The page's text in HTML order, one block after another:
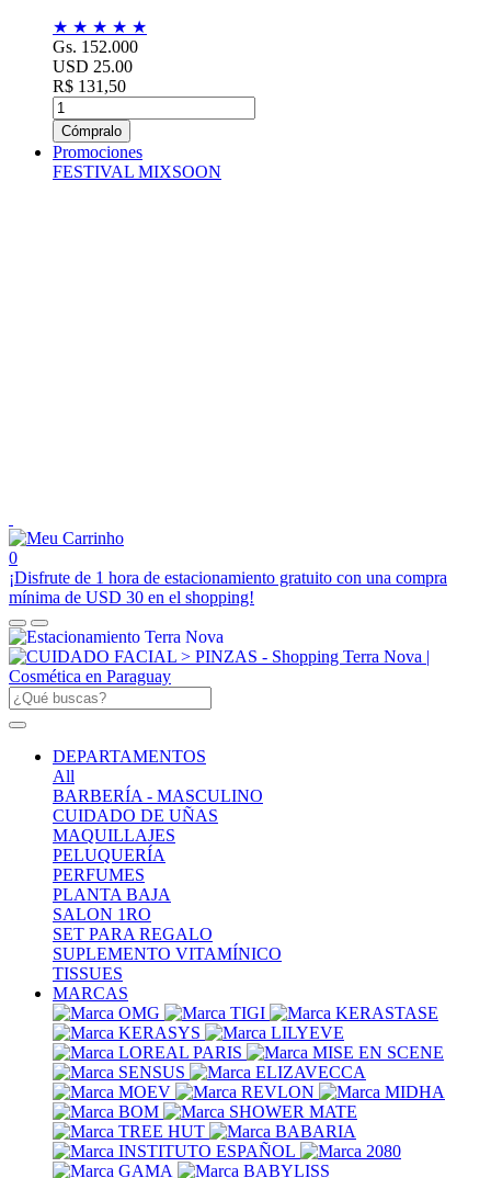
★ ★ ★ ★ ★
Gs. 152.000
USD 25.00
R$ 131,50
Cómpralo
Promociones
FESTIVAL MIXSOON
0
¡Disfrute de 1 hora de estacionamiento gratuito con una compra
mínima de USD 30 en el shopping!
DEPARTAMENTOS
All
BARBERÍA - MASCULINO
CUIDADO DE UÑAS
MAQUILLAJES
PELUQUERÍA
PERFUMES
PLANTA BAJA
SALON 1RO
SET PARA REGALO
SUPLEMENTO VITAMÍNICO
TISSUES
MARCAS